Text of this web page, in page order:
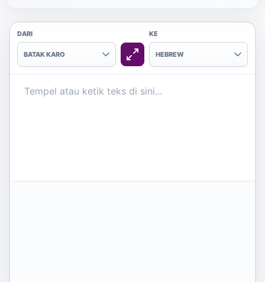
DARI
BATAK KARO
KE
HEBREW